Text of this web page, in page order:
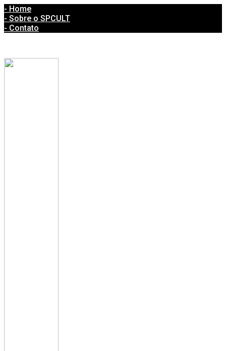
- Home
- Sobre o SPCULT
- Contato